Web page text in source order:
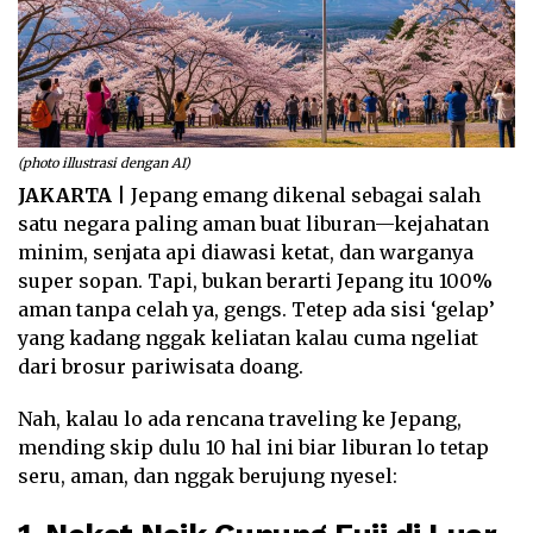
(photo illustrasi dengan AI)
JAKARTA
| Jepang emang dikenal sebagai salah
satu negara paling aman buat liburan—kejahatan
minim, senjata api diawasi ketat, dan warganya
super sopan. Tapi, bukan berarti Jepang itu 100%
aman tanpa celah ya, gengs. Tetep ada sisi ‘gelap’
yang kadang nggak keliatan kalau cuma ngeliat
dari brosur pariwisata doang.
Nah, kalau lo ada rencana traveling ke Jepang,
mending skip dulu 10 hal ini biar liburan lo tetap
seru, aman, dan nggak berujung nyesel: